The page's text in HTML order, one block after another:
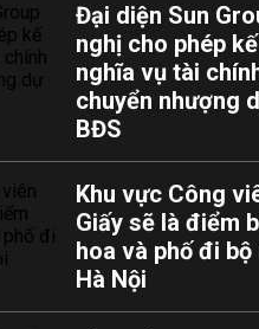
Đại diện Sun
nghị cho phép
nghĩa vụ tài
chuyển nhượng
BĐS
Khu vực Công
Giấy sẽ là điểm
hoa và phố đi
Hà Nội